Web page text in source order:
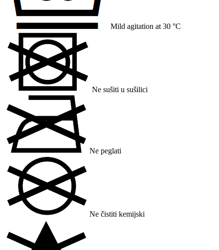
Mild agitation at 30 °C
Ne sušiti u sušilici
Ne peglati
Ne čistiti kemijski